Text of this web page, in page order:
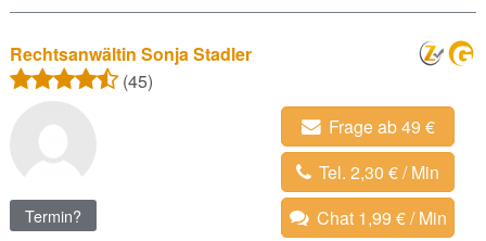
Rechtsanwältin Sonja Stadler
(45)
Termin?
Frage ab 49 €
Tel. 2,30 € / Min
Chat 1,99 € / Min